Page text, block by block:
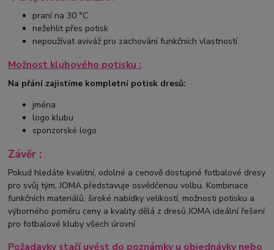
praní na 30 °C
nežehlit přes potisk
nepoužívat aviváž pro zachování funkčních vlastností
Možnost klubového potisku :
Na přání zajistíme kompletní potisk dresů:
jména
logo klubu
sponzorské logo
Závěr :
Pokud hledáte kvalitní, odolné a cenově dostupné fotbalové dresy
pro svůj tým, JOMA představuje osvědčenou volbu. Kombinace
funkčních materiálů, široké nabídky velikostí, možnosti potisku a
výborného poměru ceny a kvality dělá z dresů JOMA ideální řešení
pro fotbalové kluby všech úrovní.
Požadavky stačí uvést do poznámky u objednávky nebo